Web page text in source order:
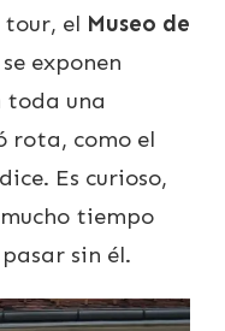
tour, el Museo de
exponen
toda una
rota, como el
Es curioso,
tiempo
sin él.